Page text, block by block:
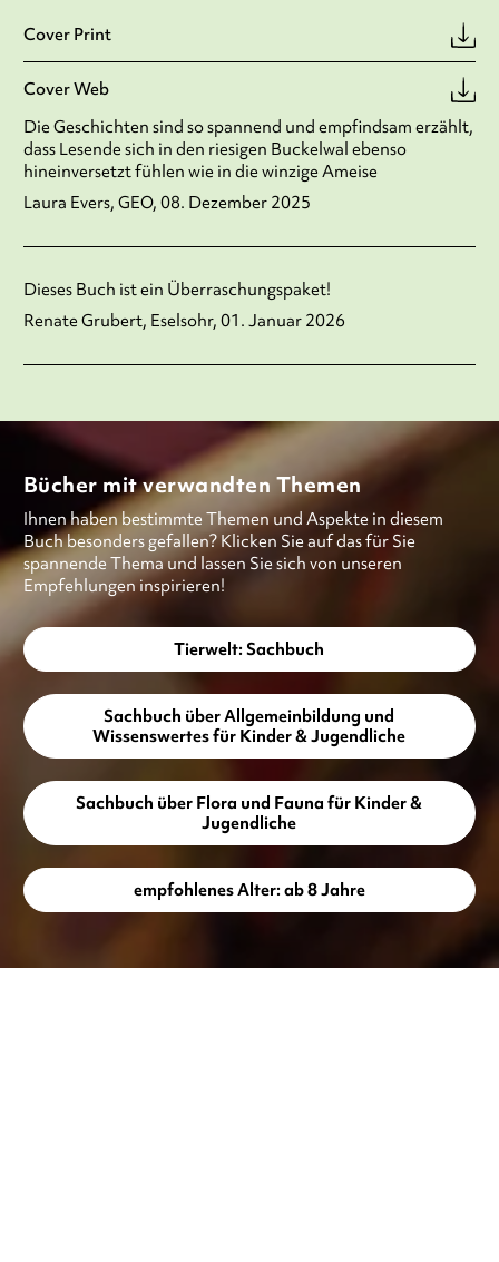
Cover Print
Cover Web
Die Geschichten sind so spannend und empfindsam erzählt,
dass Lesende sich in den riesigen Buckelwal ebenso
hineinversetzt fühlen wie in die winzige Ameise
Laura Evers, GEO, 08. Dezember 2025
Dieses Buch ist ein Überraschungspaket!
Renate Grubert, Eselsohr, 01. Januar 2026
Bücher mit verwandten Themen
Ihnen haben bestimmte Themen und Aspekte in diesem
Buch besonders gefallen? Klicken Sie auf das für Sie
spannende Thema und lassen Sie sich von unseren
Empfehlungen inspirieren!
Tierwelt: Sachbuch
Sachbuch über Allgemeinbildung und
Wissenswertes für Kinder & Jugendliche
Sachbuch über Flora und Fauna für Kinder &
Jugendliche
empfohlenes Alter: ab 8 Jahre